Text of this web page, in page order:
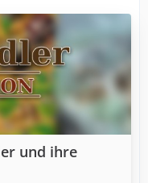
und ihre